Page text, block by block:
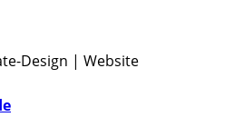
Design | Website